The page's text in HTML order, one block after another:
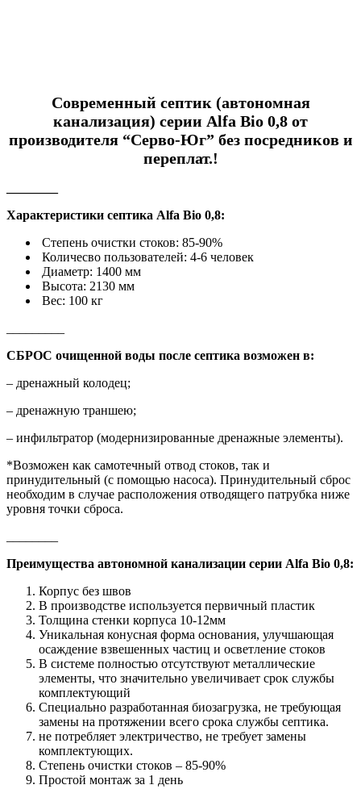
Современный септик (автономная
канализация) серии Alfa Bio 0,8 от
производителя “Серво-Юг” без посредников и
переплат.!
Характеристики септика Alfa Bio 0,8:
Степень очистки стоков: 85-90%
Количесво пользователей: 4-6 человек
Диаметр: 1400 мм
Высота: 2130 мм
Вес: 100 кг
СБРОС очищенной воды после септика возможен в:
– дренажный колодец;
– дренажную траншею;
– инфильтратор (модернизированные дренажные элементы).
*Возможен как самотечный отвод стоков, так и
принудительный (с помощью насоса). Принудительный сброс
необходим в случае расположения отводящего патрубка ниже
уровня точки сброса.
Преимущества автономной канализации серии Alfa Bio 0,8:
Корпус без швов
В производстве используется первичный пластик
Толщина стенки корпуса 10-12мм
Уникальная конусная форма основания, улучшающая
осаждение взвешенных частиц и осветление стоков
В системе полностью отсутствуют металлические
элементы, что значительно увеличивает срок службы
комплектующий
Специально разработанная биозагрузка, не требующая
замены на протяжении всего срока службы септика.
не потребляет электричество, не требует замены
комплектующих.
Степень очистки стоков – 85-90%
Простой монтаж за 1 день